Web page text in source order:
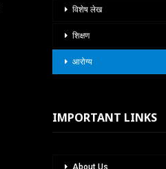
विशेष लेख
शिक्षण
आरोग्य
IMPORTANT LINKS
About Us